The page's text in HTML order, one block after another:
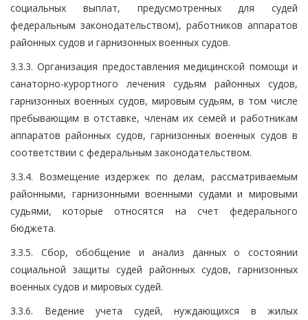
социальных выплат, предусмотренных для судей
федеральным законодательством), работников аппаратов
районных судов и гарнизонных военных судов.
3.3.3. Организация предоставления медицинской помощи и
санаторно-курортного лечения судьям районных судов,
гарнизонных военных судов, мировым судьям, в том числе
пребывающим в отставке, членам их семей и работникам
аппаратов районных судов, гарнизонных военных судов в
соответствии с федеральным законодательством.
3.3.4. Возмещение издержек по делам, рассматриваемым
районными, гарнизонными военными судами и мировыми
судьями, которые относятся на счет федерального
бюджета.
3.3.5. Сбор, обобщение и анализ данных о состоянии
социальной защиты судей районных судов, гарнизонных
военных судов и мировых судей.
3.3.6. Ведение учета судей, нуждающихся в жилых